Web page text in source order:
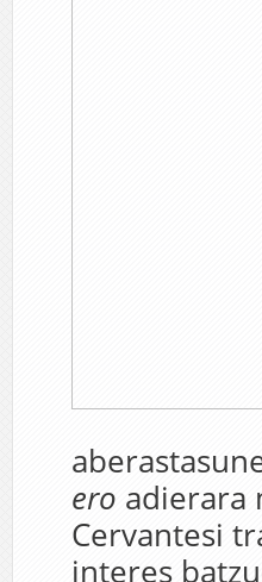
ero adierara
Cervantesi
interes